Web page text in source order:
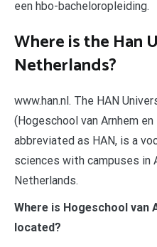
een hbo-bacheloropleiding.
Where is the Han
Netherlands?
www.han.nl. The HAN
(Hogeschool van Arnhem
abbreviated as HAN, is a
sciences with campuses in
Netherlands.
Where is Hogeschool van
located?